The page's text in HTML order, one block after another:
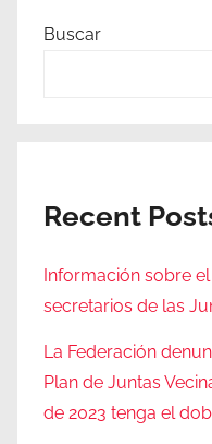
Buscar
Recent
Información sobre
secretarios de las
La Federación
Plan de Juntas
de 2023 tenga el